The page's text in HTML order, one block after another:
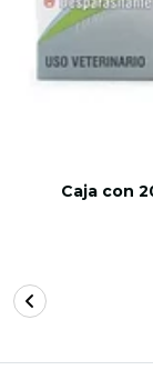
Caja con